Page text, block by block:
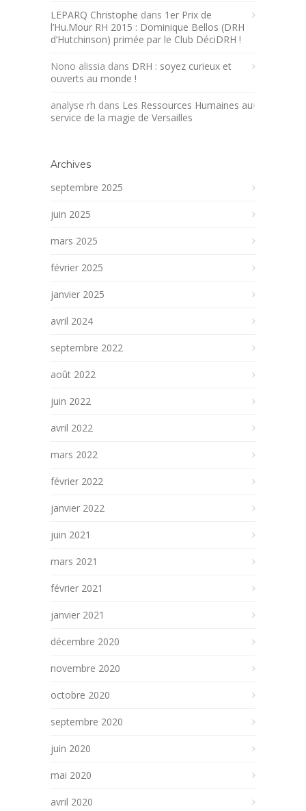
LEPARQ Christophe dans 1er Prix de
l’Hu.Mour RH 2015 : Dominique Bellos (DRH
d’Hutchinson) primée par le Club DéciDRH !
Nono alissia dans DRH : soyez curieux et
ouverts au monde !
analyse rh dans Les Ressources Humaines au
service de la magie de Versailles
Archives
septembre 2025
juin 2025
mars 2025
février 2025
janvier 2025
avril 2024
septembre 2022
août 2022
juin 2022
avril 2022
mars 2022
février 2022
janvier 2022
juin 2021
mars 2021
février 2021
janvier 2021
décembre 2020
novembre 2020
octobre 2020
septembre 2020
juin 2020
mai 2020
avril 2020